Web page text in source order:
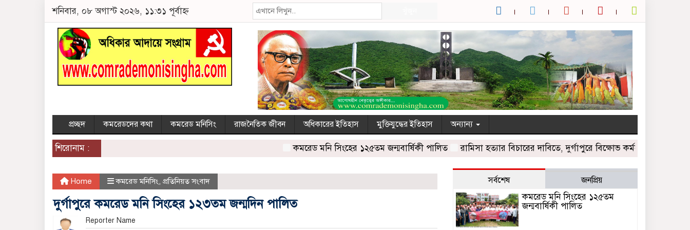
শনিবার, ০৮ অগাস্ট ২০২৬, ১১:৩১ পূর্বাহ্ন
প্রচ্ছদ কমরেডদের কথা কমরেড মনিসিং রাজনৈতিক জীবন অধিকারের ইতিহাস মুক্তিযুদ্ধের ইতিহাস অন্যান্য
শিরোনাম : কমরেড মনি সিংহের ১২৫তম জন্মবার্ষিকী পালিত রামিসা হত্যার বিচারের দাবিতে, দুর্গাপুরে বিক্ষোভ কর্মসুচী
Home কমরেড মনিসিং, প্রতিনিয়ত সংবাদ
দুর্গাপুরে কমরেড মনি সিংহের ১২৩তম জন্মদিন পালিত
Reporter Name
সর্বশেষ জনপ্রিয়
কমরেড মনি সিংহের ১২৫তম
জন্মবার্ষিকী পালিত